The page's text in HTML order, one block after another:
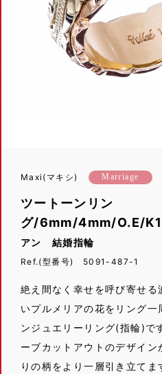
Maxi(マキシ) Marriage
ツートーンリン
グ/6mm/4mm/O.E/
アン 結婚指輪
Ref.(型番号) 5091-487-1
絶え間なく幸せを呼び寄せる
いプルメリアの花をリング
ンジュエリーリング(指輪)で
ーブカットアウトのデザイ
りの柄をより一層引き立てま